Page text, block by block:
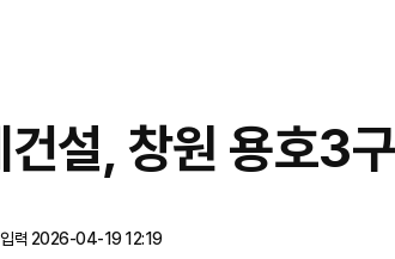
건설, 창원 용호3
입력 2026-04-19 12:19